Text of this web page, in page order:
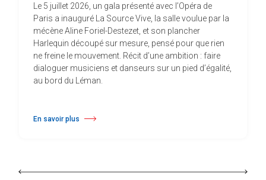
Le 5 juillet 2026, un gala présenté avec l’Opéra de
Paris a inauguré La Source Vive, la salle voulue par la
mécène Aline Foriel-Destezet, et son plancher
Harlequin découpé sur mesure, pensé pour que rien
ne freine le mouvement. Récit d’une ambition : faire
dialoguer musiciens et danseurs sur un pied d’égalité,
au bord du Léman.
En savoir plus
à propos À Évian, Les Mélèzes s’ouvrent à la danse sur un plancher